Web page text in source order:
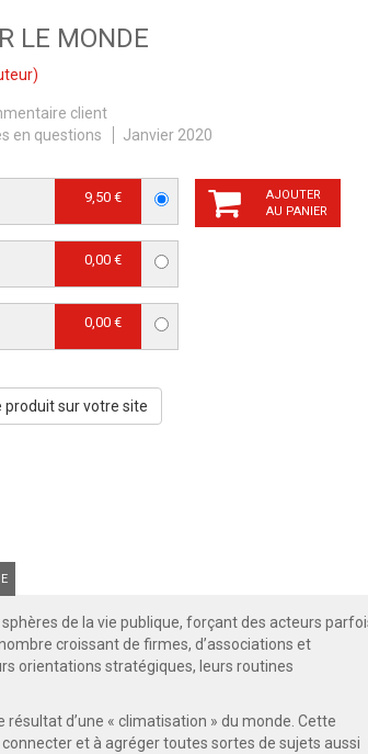
LE MONDE
client
en questions Janvier 2020
9,50 €
0,00 €
0,00 €
AJOUTER
AU PANIER
produit sur votre site
de la vie publique, forçant des acteurs
croissant de firmes, d’associations et
orientations stratégiques, leurs routines
résultat d’une « climatisation » du monde. Cette
et à agréger toutes sortes de sujets aussi